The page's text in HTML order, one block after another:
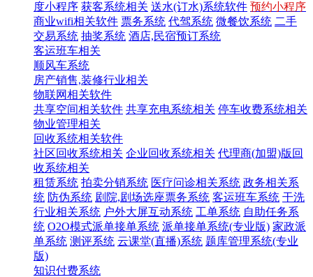
度小程序 获客系统相关 送水(订水)系统软件 预约小程序
商业wifi相关软件 票务系统 代驾系统 微餐饮系统 二手
交易系统 抽奖系统 酒店,民宿预订系统
客运班车相关
顺风车系统
房产销售,装修行业相关
物联网相关软件
共享空间相关软件 共享充电系统相关 停车收费系统相关
物业管理相关
回收系统相关软件
社区回收系统相关 企业回收系统相关 代理商(加盟)版回
收系统相关
租赁系统 拍卖分销系统 医疗问诊相关系统 政务相关系
统 防伪系统 剧院,剧场选座票务系统 客运班车系统 干洗
行业相关系统 户外大屏互动系统 工单系统 自助任务系
统 O2O模式派单接单系统 派单接单系统(专业版) 家政派
单系统 测评系统 云课堂(直播)系统 题库管理系统(专业
版)
知识付费系统